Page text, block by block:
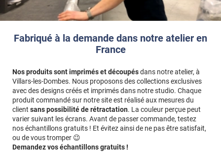
Fabriqué à la demande dans notre atelier en
France
Nos produits sont imprimés et découpésdans notre atelier, à
Villars-les-Dombes. Nous proposons des collections exclusives
avec des designs créés et imprimés dans notre studio. Chaque
produit commandé sur notre site est réalisé aux mesures du
client sans possibilité de rétractation. La couleur perçue peut
varier suivant les écrans. Avant de passer commande, testez
nos échantillons gratuits ! Et évitez ainsi de ne pas être satisfait,
ou de vous tromper 😉
Demandez vos échantillons gratuits !